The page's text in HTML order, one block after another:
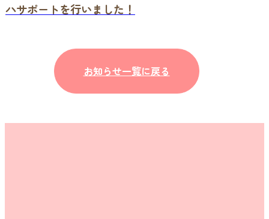
ハサポートを行いました！
お知らせ一覧に戻る